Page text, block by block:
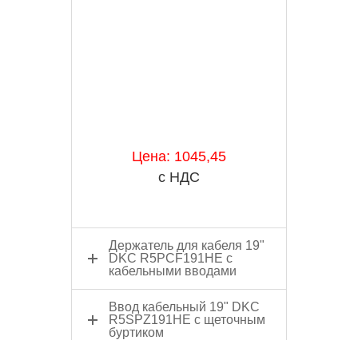
Цена: 1045,45
с НДС
Держатель для кабеля 19"
DKC R5PCF191HE с
кабельными вводами
Ввод кабельный 19" DKC
R5SPZ191HE с щеточным
буртиком